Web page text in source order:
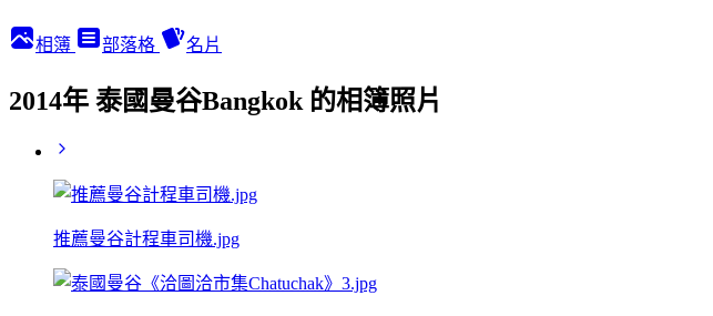
相簿 部落格 名片
2014年 泰國曼谷Bangkok 的相簿照片
推薦曼谷計程車司機.jpg